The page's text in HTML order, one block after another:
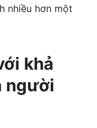
nhiều hơn một
khả
người